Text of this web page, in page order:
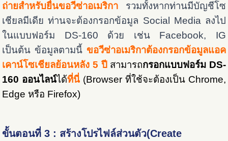
ถ่ายสำหรับยื่นขอวีซ่าอเมริกา รวมทั้งหากท่านมีบัญชีโซ
เชียลมีเดีย ท่านจะต้องกรอกข้อมูล Social Media ลงไป
ในแบบฟอร์ม DS-160 ด้วย เช่น Facebook, IG
เป็นต้น ข้อมูลตามนี้ ขอวีซ่าอเมริกาต้องกรอกข้อมูลแอค
เคาน์โซเชียลย้อนหลัง 5 ปี สามารถกรอกแบบฟอร์ม DS-
160 ออนไลน์ได้ที่นี่ (ฺBrowser ที่ใช้จะต้องเป็น Chrome,
Edge หรือ Firefox)
ขั้นตอนที่ 3 : สร้างโปรไฟล์ส่วนตัว(Create